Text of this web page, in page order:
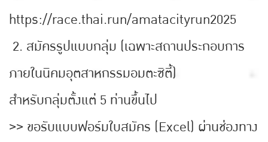
https://race.thai.run/amatacityrun2025
2. สมัครรูปแบบกลุ่ม (เฉพาะสถานประกอบการ
ภายในนิคมอุตสาหกรรมอมตะซิตี้)
สำหรับกลุ่มตั้งแต่ 5 ท่านขึ้นไป
>> ขอรับแบบฟอร์มใบสมัคร (Excel) ผ่านช่องทาง